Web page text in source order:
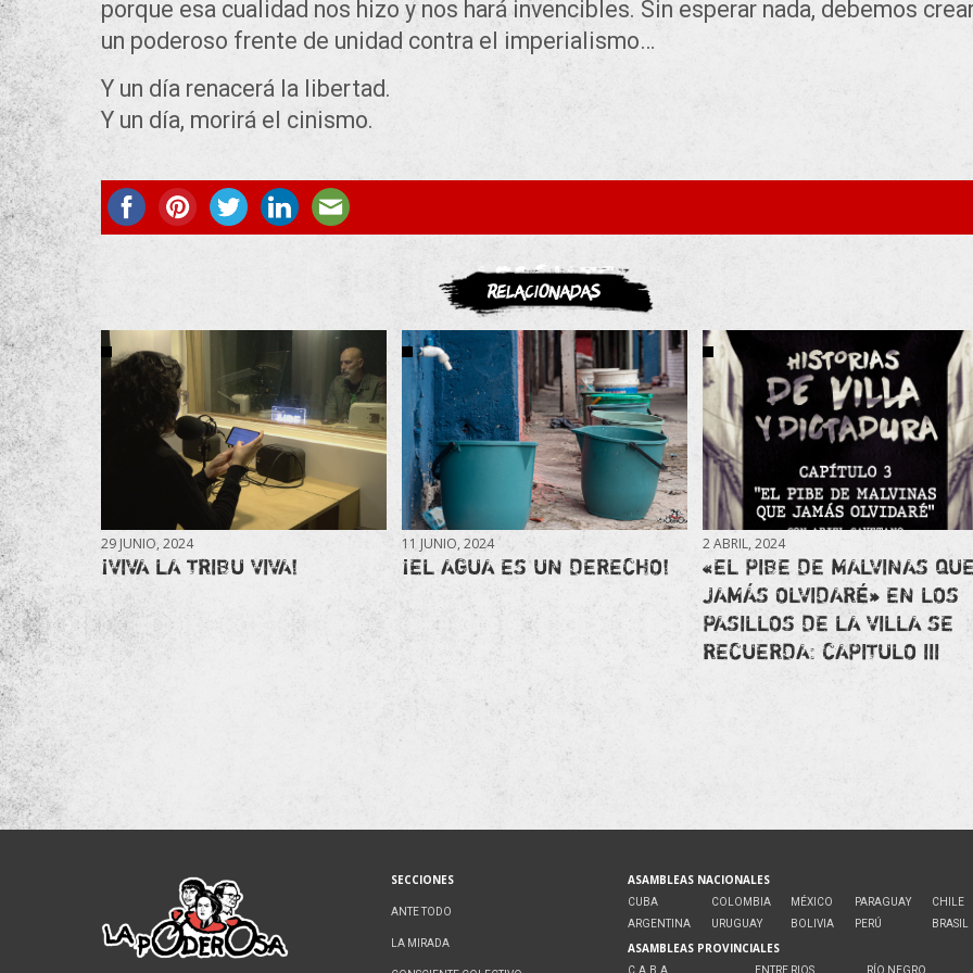
porque esa cualidad nos hizo y nos hará invencibles. Sin esperar nada, debemos
un poderoso frente de unidad contra el imperialismo…
Y un día renacerá la libertad.
Y un día, morirá el cinismo.
ASOCIATE
Relacionadas
29 JUNIO, 2024
¡VIVA LA TRIBU VIVA!
11 JUNIO, 2024
¡EL AGUA ES UN DERECHO!
2 ABRIL, 2024
«EL PIBE DE MALVINAS
JAMÁS OLVIDARÉ» EN LOS
PASILLOS DE LA VILLA SE
RECUERDA: CAPITULO III
SECCIONES
ANTE TODO
LA MIRADA
ASAMBLEAS NACIONALES
CUBA
ARGENTINA
COLOMBIA
URUGUAY
MÉXICO
BOLIVIA
PARAGUAY
PERÚ
CHILE
BRASIL
ASAMBLEAS PROVINCIALES
C.A.B.A. ENTRE RIOS RÍO NEGRO